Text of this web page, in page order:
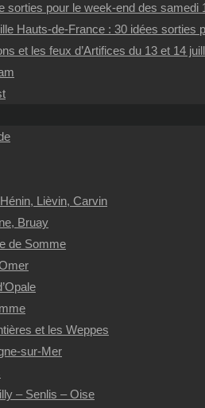
the
search
panel.
sorties pour le week-end des samedi
Hauts-de-France : 30 idées sorties
et les feux d’Artifices du 13 et 14
Lièvin, Carvin
Bruay
de Somme
et les Weppes
sur-Mer
– Senlis – Oise